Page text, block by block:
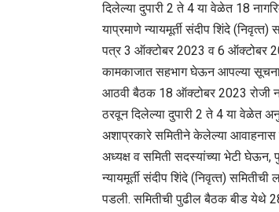
दिलेल्‍या दुपारी 2 ते 4 या वेळेत 18
याप्रमाणे न्‍यायमूर्ती संदीप शिंदे
पत्र 3 ऑक्टोबर 2023 व 6 ऑक्टोबर
कामकाजात सहभाग घेऊन आपल्‍या सूचना
आठवी बैठक 18 ऑक्टोबर 2023 रोजी
ठरवून दिलेल्‍या दुपारी 2 ते 4 या वेळेत
अशाप्रकारे समितीने केलेल्‍या आवाहनास
अध्‍यक्ष व समिती सदस्‍यांच्‍या भेटी
न्‍यायमूर्ती संदीप शिंदे (निवृत्‍त)
पडली. समितीची पुढील बैठक बीड येथे